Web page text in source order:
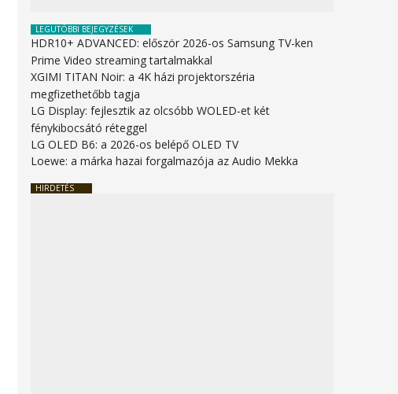
LEGUTÓBBI BEJEGYZÉSEK
HDR10+ ADVANCED: először 2026-os Samsung TV-ken
Prime Video streaming tartalmakkal
XGIMI TITAN Noir: a 4K házi projektorszéria
megfizethetőbb tagja
LG Display: fejlesztik az olcsóbb WOLED-et két
fénykibocsátó réteggel
LG OLED B6: a 2026-os belépő OLED TV
Loewe: a márka hazai forgalmazója az Audio Mekka
HIRDETÉS